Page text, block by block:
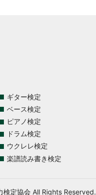
ギター検定
ベース検定
ピアノ検定
ドラム検定
ウクレレ検定
楽譜読み書き検定
定協会 All Rights Reserved.